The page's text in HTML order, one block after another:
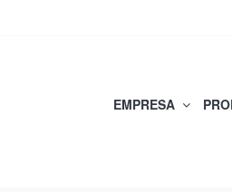
EMPRESA